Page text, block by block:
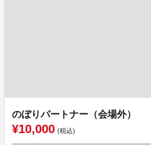
のぼりパートナー（会場外）
¥10,000 (税込)